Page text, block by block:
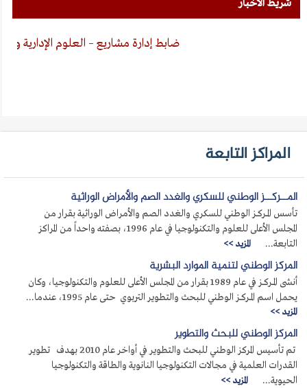
شريط الأخبار
ضابط إدارة مشاريع – العلوم الإدارية والإنسانية
المراكز التابعة
المــركــز الوطني للسكري والغدد الصم والأمراض الوراثية
تأسس المــركــز الوطني للسكري والغدد الصم والأمراض الوراثية بقرار من
المجلس الأعلى للعلوم والتكنولوجيا في عام 1996، بصفته واحداً من المراكز
التابعة...
المزيد >>
المركز الوطني لتنمية الموارد البشرية
أنشى المــركــز في عام 1989 بقرار من المجلس الأعلى للعلوم والتكنولوجيا، وكان
يحمل اسم المــركــز الوطني للبحث والتطوير التربوي حتى عام 1995، عندما...
المزيد >>
المركز الوطني للبحث والتطوير
تم تأسيس المركز الوطني للبحث والتطوير في أواخر عام 2010 بهدف تطوير
القدرات العلمية في مجالات التكنولوجيا النانوية والطاقة والتكنولوجيا
الحيوية...
المزيد >>